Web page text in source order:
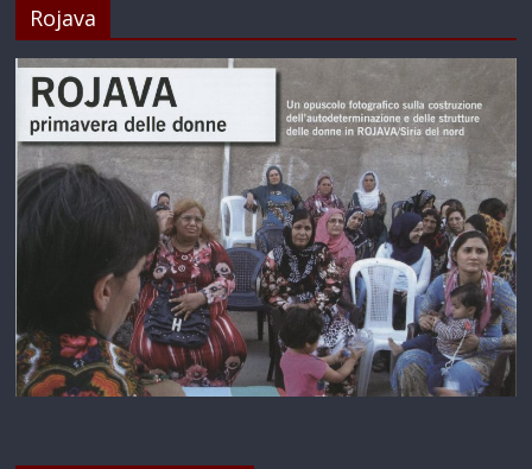
Rojava